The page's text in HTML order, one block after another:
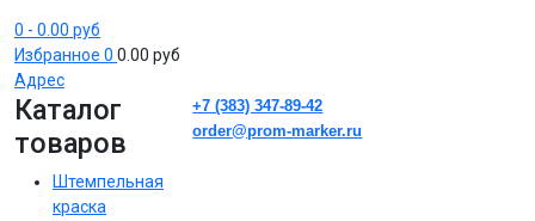
0 - 0.00 руб
Избранное 0 0.00 руб
Адрес
Каталог
товаров
Штемпельная
краска
+7 (383) 347-89-42
order@prom-marker.ru